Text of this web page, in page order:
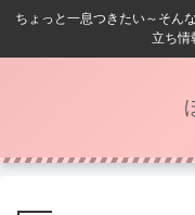
ちょっと一息つきたい～そん
立ち情